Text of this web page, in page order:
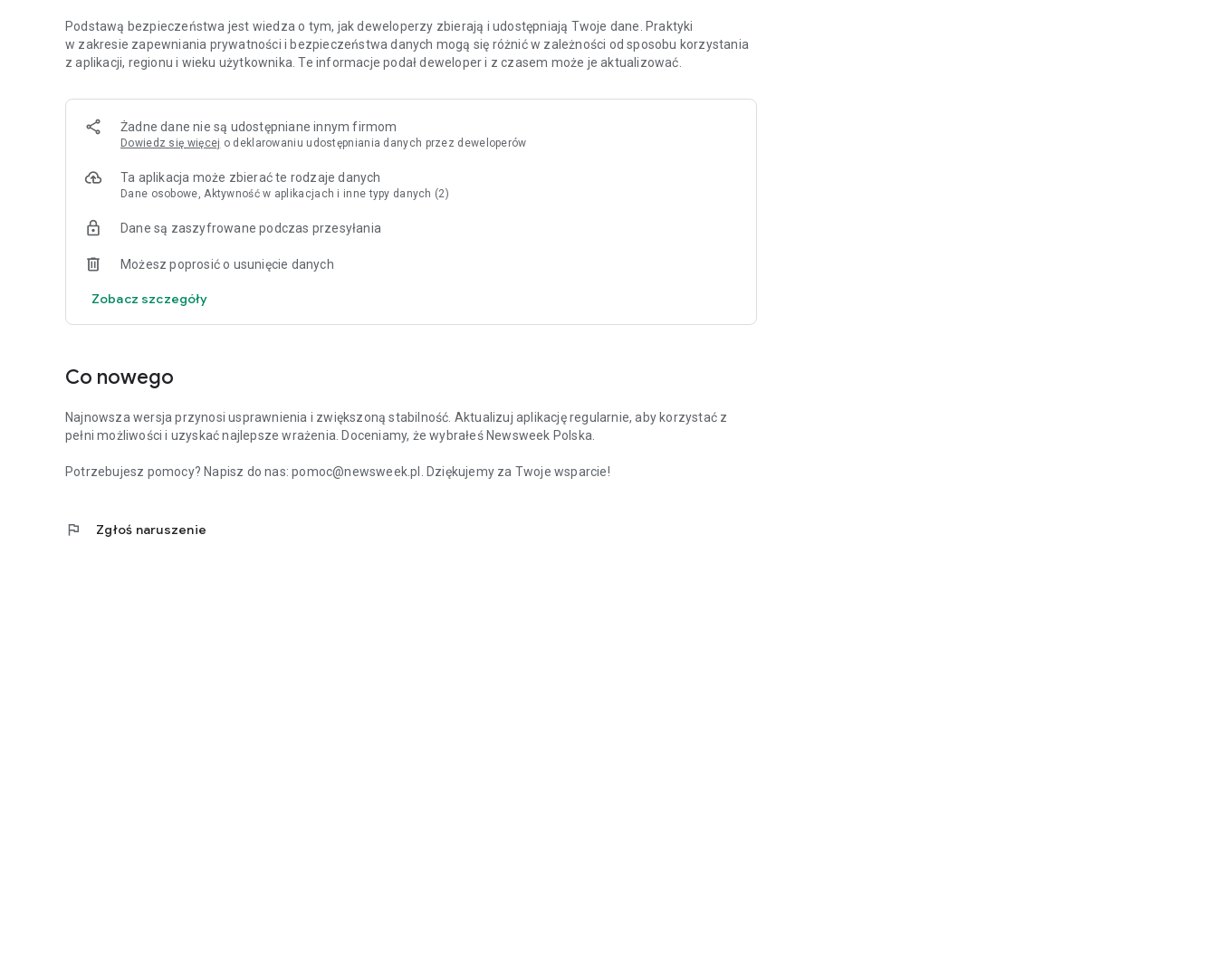
Więcej szczegółów dotyczących subskrypcji, politykę prywatności oraz zasady użytkowania aplikacji znajdziesz na
stronie: https://premium.onet.pl/regulamin
Podstawą bezpieczeństwa jest wiedza o tym, jak deweloperzy zbierają i udostępniają Twoje dane. Praktyki
w zakresie zapewniania prywatności i bezpieczeństwa danych mogą się różnić w zależności od sposobu korzystania
z aplikacji, regionu i wieku użytkownika. Te informacje podał deweloper i z czasem może je aktualizować.
Żadne dane nie są udostępniane innym firmom
Dowiedz się więcej o deklarowaniu udostępniania danych przez deweloperów
Ta aplikacja może zbierać te rodzaje danych
Dane osobowe, Aktywność w aplikacjach i inne typy danych (2)
Dane są zaszyfrowane podczas przesyłania
Możesz poprosić o usunięcie danych
Zobacz szczegóły
Co nowego
Najnowsza wersja przynosi usprawnienia i zwiększoną stabilność. Aktualizuj aplikację regularnie, aby korzystać z
pełni możliwości i uzyskać najlepsze wrażenia. Doceniamy, że wybrałeś Newsweek Polska.
Potrzebujesz pomocy? Napisz do nas: pomoc@newsweek.pl. Dziękujemy za Twoje wsparcie!
flag Zgłoś naruszenie